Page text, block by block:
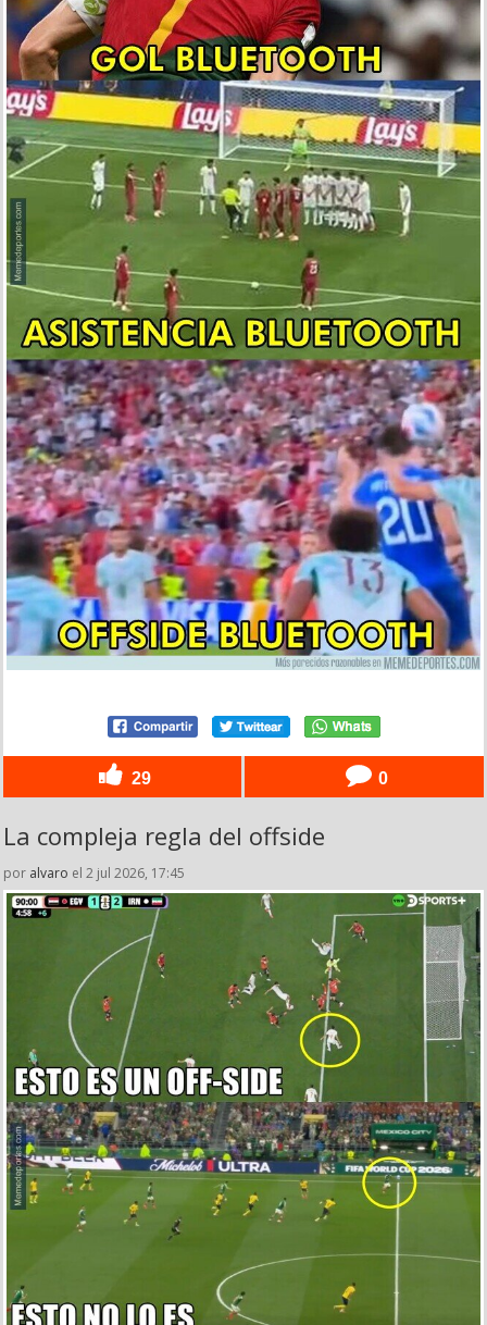
29 0
La compleja regla del offside
por alvaro el 2 jul 2026, 17:45